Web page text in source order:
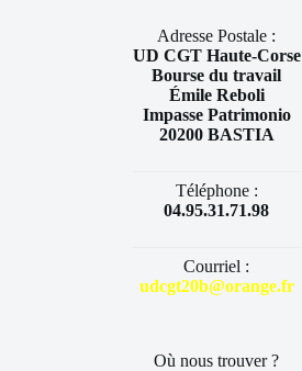
Adresse Postale :
UD CGT Haute-Corse
Bourse du travail
Émile Reboli
Impasse Patrimonio
20200 BASTIA
Téléphone :
04.95.31.71.98
Courriel :
udcgt20b@orange.fr
Où nous trouver ?